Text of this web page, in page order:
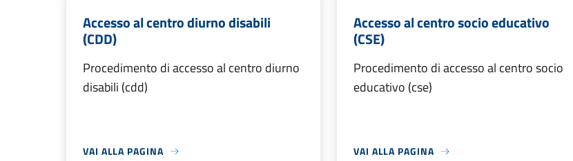
Accesso al centro diurno disabili
(CDD)
Procedimento di accesso al centro diurno
disabili (cdd)
VAI ALLA PAGINA
Accesso al centro socio educativo
(CSE)
Procedimento di accesso al centro socio
educativo (cse)
VAI ALLA PAGINA